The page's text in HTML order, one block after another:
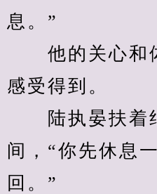
息。”
他的关心和
感受得到。
陆执晏扶着
间，“你先休息
回。”